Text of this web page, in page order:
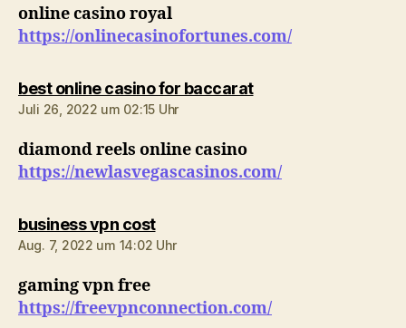
online casino royal
https://onlinecasinofortunes.com/
best online casino for baccaratsagt:
Juli 26, 2022 um 02:15 Uhr
diamond reels online casino
https://newlasvegascasinos.com/
business vpn costsagt:
Aug. 7, 2022 um 14:02 Uhr
gaming vpn free
https://freevpnconnection.com/